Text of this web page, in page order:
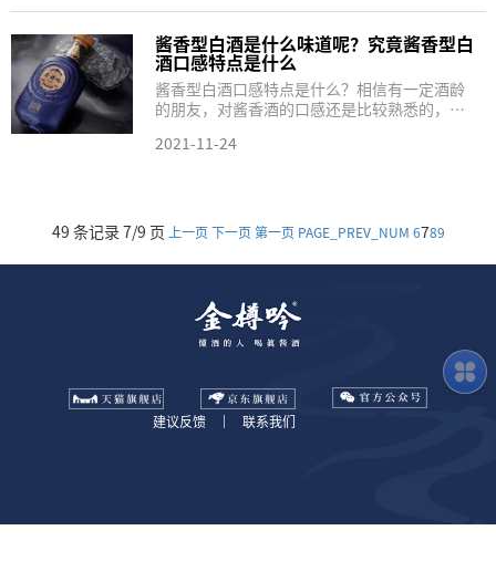
深入的了解好的酱香型白酒，知其然而不想当
然...
酱香型白酒是什么味道呢？究竟酱香型白
酒口感特点是什么
酱香型白酒口感特点是什么？相信有一定酒龄
的朋友，对酱香酒的口感还是比较熟悉的，那
什么味道呢？究竟酱香型白酒口感特点是怎
2021-11-24
49 条记录 7/9 页 上一页 下一页 第一页 PAGE_PREV_NUM 6789
建议反馈 | 联系我们